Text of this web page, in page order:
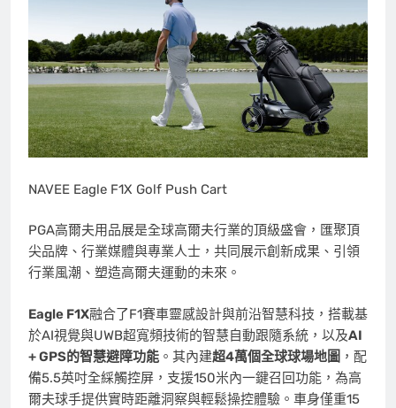
NAVEE Eagle F1X Golf Push Cart
PGA高爾夫用品展是全球高爾夫行業的頂級盛會，匯聚頂
尖品牌、行業媒體與專業人士，共同展示創新成果、引領
行業風潮、塑造高爾夫運動的未來。
Eagle F1X融合了F1賽車靈感設計與前沿智慧科技，搭載基
於AI視覺與UWB超寬頻技術的智慧自動跟隨系統，以及AI
+ GPS的智慧避障功能 。其內建超4萬個全球球場地圖 ，配
備5.5英吋全綵觸控屏，支援150米內一鍵召回功能，為高
爾夫球手提供實時距離洞察與輕鬆操控體驗。車身僅重15